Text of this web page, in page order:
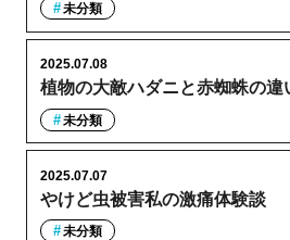
未分類
植物の大敵ハダニと赤蜘蛛の違
2025.07.08
未分類
やけど虫被害私の激痛体験談
2025.07.07
未分類